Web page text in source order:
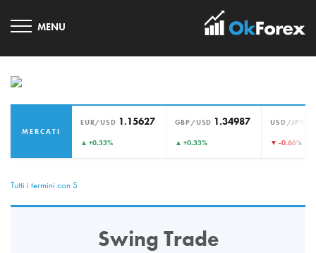
MERCATI
EUR/USD 1.15627
▲ +0.33%
GBP/USD 1.34987
▲ +0.33%
USD/JPY
▼ -0.66%
›
Tutti i termini con S
Swing Trade